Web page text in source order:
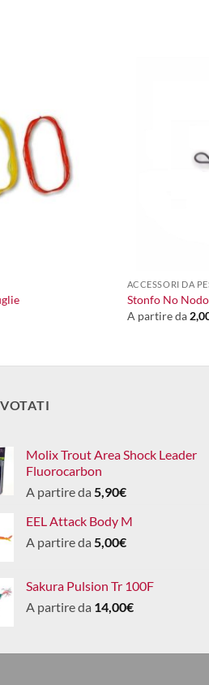
ACCESSORI DA
Stonfo No Nodo
A partire da
Molix Trout Area Shock Leader
Fluorocarbon
A partire da 5,90€
EEL Attack Body M
A partire da 5,00€
Sakura Pulsion Tr 100F
A partire da 14,00€